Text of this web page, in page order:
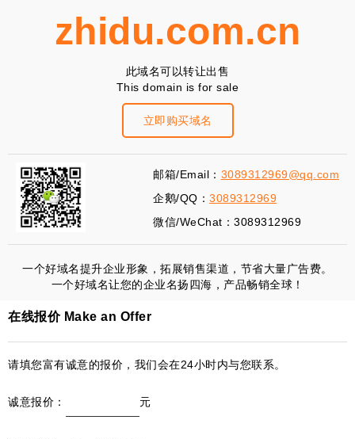
zhidu.com.cn
此域名可以转让出售
This domain is for sale
立即购买域名
邮箱/Email： 3089312969@qq.com
企鹅/QQ： 3089312969
微信/WeChat：3089312969
一个好域名提升企业形象，拓展销售渠道，节省大量广告费。
一个好域名让您的企业名扬四海，产品畅销全球！
在线报价 Make an Offer
请填您富有诚意的报价，我们会在24小时内与您联系。
诚意报价： 元